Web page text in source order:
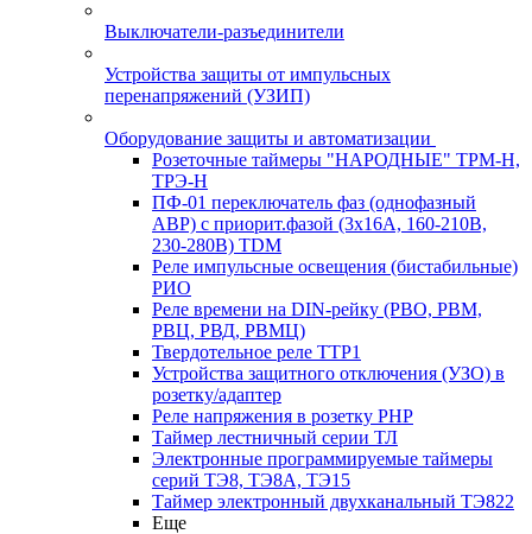
Выключатели-разъединители
Устройства защиты от импульсных
перенапряжений (УЗИП)
Оборудование защиты и автоматизации
Розеточные таймеры "НАРОДНЫЕ" ТРМ-Н,
ТРЭ-Н
ПФ-01 переключатель фаз (однофазный
АВР) с приорит.фазой (3х16А, 160-210В,
230-280В) TDM
Реле импульсные освещения (бистабильные)
РИО
Реле времени на DIN-рейку (РВО, РВМ,
РВЦ, РВД, РВМЦ)
Твердотельное реле ТТР1
Устройства защитного отключения (УЗО) в
розетку/адаптер
Реле напряжения в розетку РНР
Таймер лестничный серии ТЛ
Электронные программируемые таймеры
серий ТЭ8, ТЭ8А, ТЭ15
Таймер электронный двухканальный ТЭ822
Еще